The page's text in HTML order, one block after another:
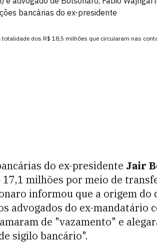
bancárias do ex-presidente
dos R$ 18,5 milhões que circularam nas
do ex-presidente Jair
milhões por meio de
informou que a origem do
advogados do ex-mandatário
de "vazamento" e
sigilo bancário".